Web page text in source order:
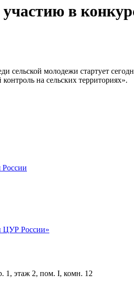
в
сельской молодежи стартует
на сельских территориях».
ЦУР России»
1, этаж 2, пом. I, комн. 12